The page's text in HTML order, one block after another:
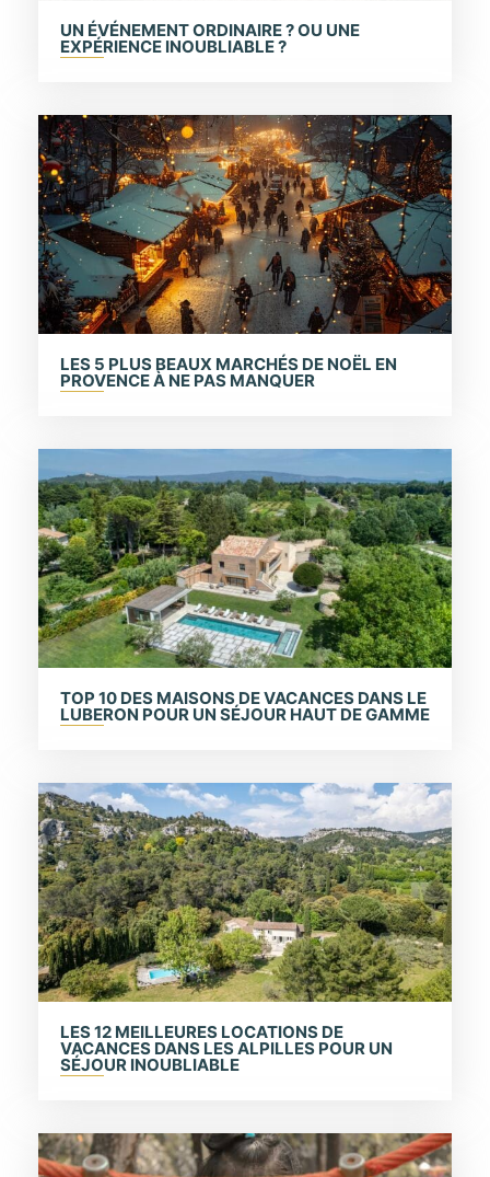
UN ÉVÉNEMENT ORDINAIRE ? OU UNE
EXPÉRIENCE INOUBLIABLE ?
LES 5 PLUS BEAUX MARCHÉS DE NOËL EN
PROVENCE À NE PAS MANQUER
TOP 10 DES MAISONS DE VACANCES DANS LE
LUBERON POUR UN SÉJOUR HAUT DE GAMME
LES 12 MEILLEURES LOCATIONS DE
VACANCES DANS LES ALPILLES POUR UN
SÉJOUR INOUBLIABLE